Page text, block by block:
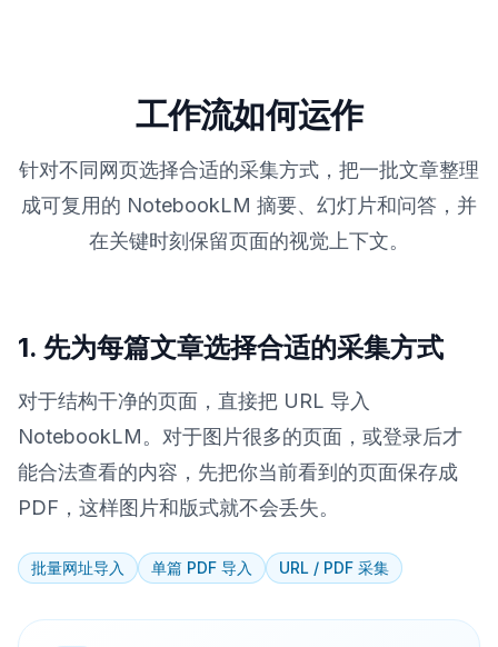
工作流如何运作
针对不同网页选择合适的采集方式，把一批文章整理
成可复用的 NotebookLM 摘要、幻灯片和问答，并
在关键时刻保留页面的视觉上下文。
1. 先为每篇文章选择合适的采集方式
对于结构干净的页面，直接把 URL 导入
NotebookLM。对于图片很多的页面，或登录后才
能合法查看的内容，先把你当前看到的页面保存成
PDF，这样图片和版式就不会丢失。
批量网址导入 单篇 PDF 导入 URL / PDF 采集